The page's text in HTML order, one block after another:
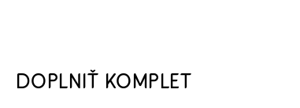
DOPLNIŤ KOMPLET